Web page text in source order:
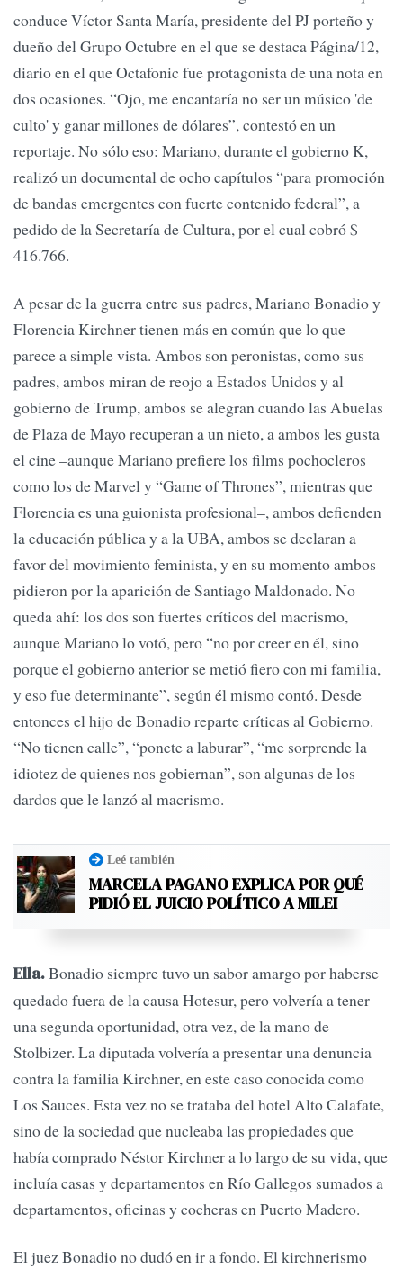
conduce Víctor Santa María, presidente del PJ porteño y
dueño del Grupo Octubre en el que se destaca Página/12,
diario en el que Octafonic fue protagonista de una nota en
dos ocasiones. “Ojo, me encantaría no ser un músico 'de
culto' y ganar millones de dólares”, contestó en un
reportaje. No sólo eso: Mariano, durante el gobierno K,
realizó un documental de ocho capítulos “para promoción
de bandas emergentes con fuerte contenido federal”, a
pedido de la Secretaría de Cultura, por el cual cobró $
416.766.
A pesar de la guerra entre sus padres, Mariano Bonadio y
Florencia Kirchner tienen más en común que lo que
parece a simple vista. Ambos son peronistas, como sus
padres, ambos miran de reojo a Estados Unidos y al
gobierno de Trump, ambos se alegran cuando las Abuelas
de Plaza de Mayo recuperan a un nieto, a ambos les gusta
el cine –aunque Mariano prefiere los films pochocleros
como los de Marvel y “Game of Thrones”, mientras que
Florencia es una guionista profesional–, ambos defienden
la educación pública y a la UBA, ambos se declaran a
favor del movimiento feminista, y en su momento ambos
pidieron por la aparición de Santiago Maldonado. No
queda ahí: los dos son fuertes críticos del macrismo,
aunque Mariano lo votó, pero “no por creer en él, sino
porque el gobierno anterior se metió fiero con mi familia,
y eso fue determinante”, según él mismo contó. Desde
entonces el hijo de Bonadio reparte críticas al Gobierno.
“No tienen calle”, “ponete a laburar”, “me sorprende la
idiotez de quienes nos gobiernan”, son algunas de los
dardos que le lanzó al macrismo.
Leé también
MARCELA PAGANO EXPLICA POR QUÉ
PIDIÓ EL JUICIO POLÍTICO A MILEI
Ella.Bonadio siempre tuvo un sabor amargo por haberse
quedado fuera de la causa Hotesur, pero volvería a tener
una segunda oportunidad, otra vez, de la mano de
Stolbizer. La diputada volvería a presentar una denuncia
contra la familia Kirchner, en este caso conocida como
Los Sauces. Esta vez no se trataba del hotel Alto Calafate,
sino de la sociedad que nucleaba las propiedades que
había comprado Néstor Kirchner a lo largo de su vida, que
incluía casas y departamentos en Río Gallegos sumados a
departamentos, oficinas y cocheras en Puerto Madero.
El juez Bonadio no dudó en ir a fondo. El kirchnerismo